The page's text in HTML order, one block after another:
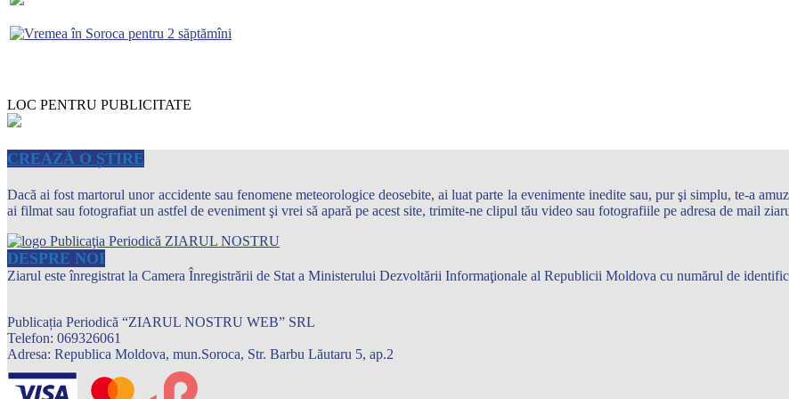
LOC PENTRU PUBLICITATE
CREAZĂ O ȘTIRE
Dacă ai fost martorul unor accidente sau fenomene meteorologice deosebite, ai luat parte la evenimente inedite sau, pur şi simplu, te-a
ai filmat sau fotografiat un astfel de eveniment şi vrei să apară pe acest site, trimite-ne clipul tău video sau fotografiile pe adresa de mail
DESPRE NOI
Ziarul este înregistrat la Camera Înregistrării de Stat a Ministerului Dezvoltării Informaţionale al Republicii Moldova cu numărul de
Publicația Periodică “ZIARUL NOSTRU WEB” SRL
Telefon: 069326061
Adresa: Republica Moldova, mun.Soroca, Str. Barbu Lăutaru 5, ap.2